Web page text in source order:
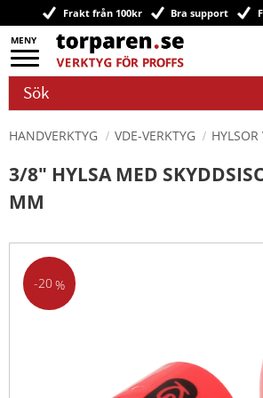
Meny
Frakt från 100kr Bra support
HANDVERKTYG VDE-VERKTYG HYLSOR
3/8" HYLSA MED
MM
20%